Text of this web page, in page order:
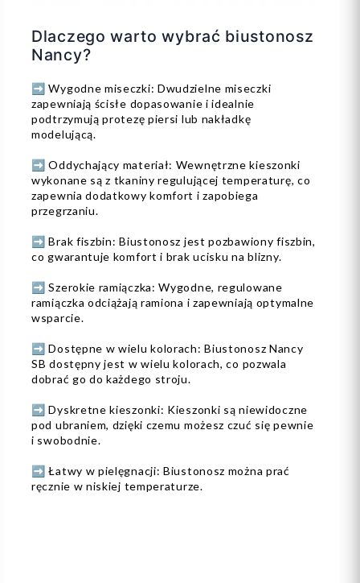
Dlaczego warto wybrać biustonosz
Nancy?
➡️ Wygodne miseczki: Dwudzielne miseczki
zapewniają ścisłe dopasowanie i idealnie
podtrzymują protezę piersi lub nakładkę
modelującą.
➡️ Oddychający materiał: Wewnętrzne kieszonki
wykonane są z tkaniny regulującej temperaturę, co
zapewnia dodatkowy komfort i zapobiega
przegrzaniu.
➡️ Brak fiszbin: Biustonosz jest pozbawiony fiszbin,
co gwarantuje komfort i brak ucisku na blizny.
➡️ Szerokie ramiączka: Wygodne, regulowane
ramiączka odciążają ramiona i zapewniają optymalne
wsparcie.
➡️ Dostępne w wielu kolorach: Biustonosz Nancy
SB dostępny jest w wielu kolorach, co pozwala
dobrać go do każdego stroju.
➡️ Dyskretne kieszonki: Kieszonki są niewidoczne
pod ubraniem, dzięki czemu możesz czuć się pewnie
i swobodnie.
➡️ Łatwy w pielęgnacji: Biustonosz można prać
ręcznie w niskiej temperaturze.